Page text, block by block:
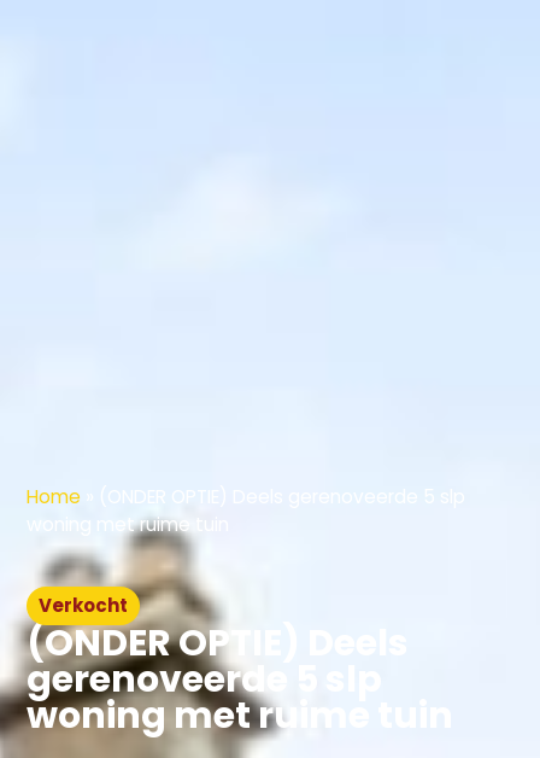
Home » (ONDER OPTIE) Deels gerenoveerde 5 slp
woning met ruime tuin
Verkocht
(ONDER OPTIE) Deels
gerenoveerde 5 slp
woning met ruime tuin